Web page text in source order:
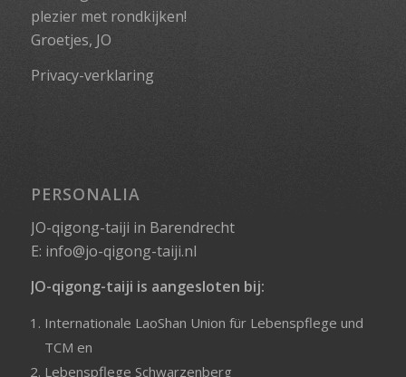
plezier met rondkijken!
Groetjes, JO
Privacy-verklaring
PERSONALIA
JO-qigong-taiji in Barendrecht
E: info@jo-qigong-taiji.nl
JO-qigong-taiji is aangesloten bij:
Internationale LaoShan Union für Lebenspflege und
TCM en
Lebenspflege Schwarzenberg